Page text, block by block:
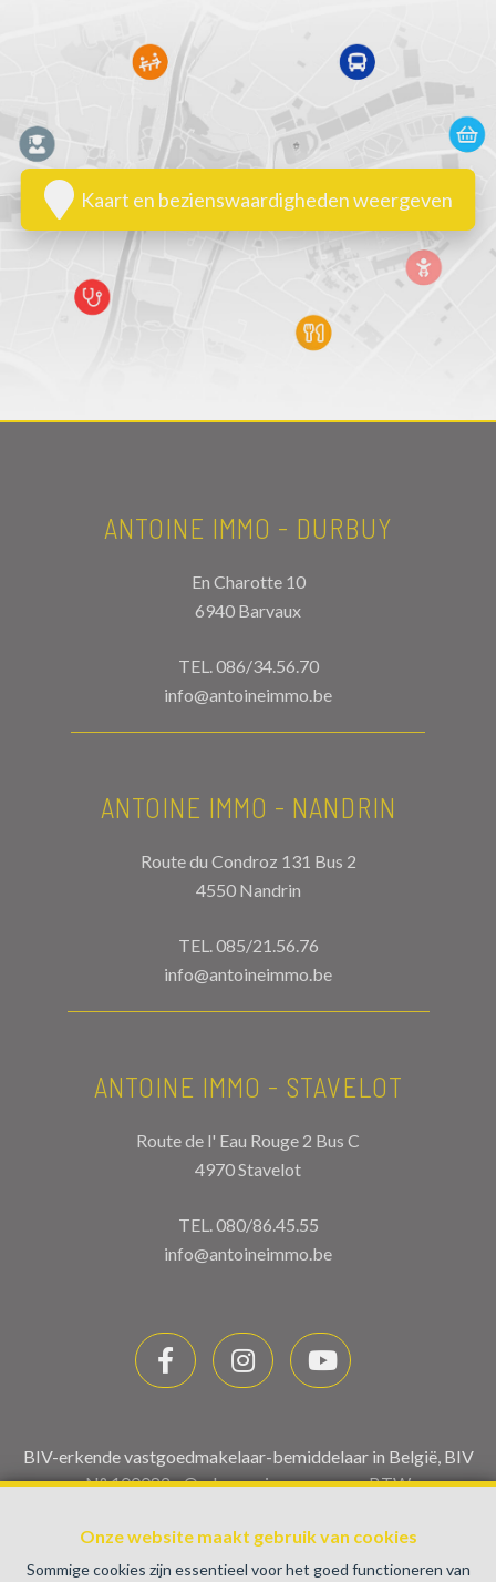
Kaart en bezienswaardigheden weergeven
Onze website maakt gebruik van cookies
Sommige cookies zijn essentieel voor het goed functioneren van
ANTOINE IMMO - DURBUY
En Charotte 10
6940 Barvaux
TEL.086/34.56.70
info@antoineimmo.be
ANTOINE IMMO - NANDRIN
Route du Condroz 131 Bus 2
4550 Nandrin
TEL.085/21.56.76
info@antoineimmo.be
ANTOINE IMMO - STAVELOT
Route de l' Eau Rouge 2 Bus C
4970 Stavelot
TEL.080/86.45.55
info@antoineimmo.be
BIV-erkende vastgoedmakelaar-bemiddelaar in België, BIV
N° 100082 - Ondernemingsnummer : BTW
Beroepinstituut van Vastgoedmakelaars Luxemburgstraat,
16B - 1000 Brussel (+32 2 505 38 50 - info@biv.be) -